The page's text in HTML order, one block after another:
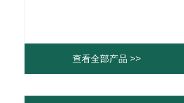
查看全部产品 >>